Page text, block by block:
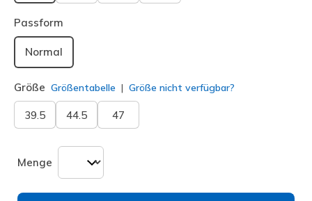
ausgewählt
Passform
Normal
Größe Größentabelle Größe nicht verfügbar?
39.5 44.5 47
Menge